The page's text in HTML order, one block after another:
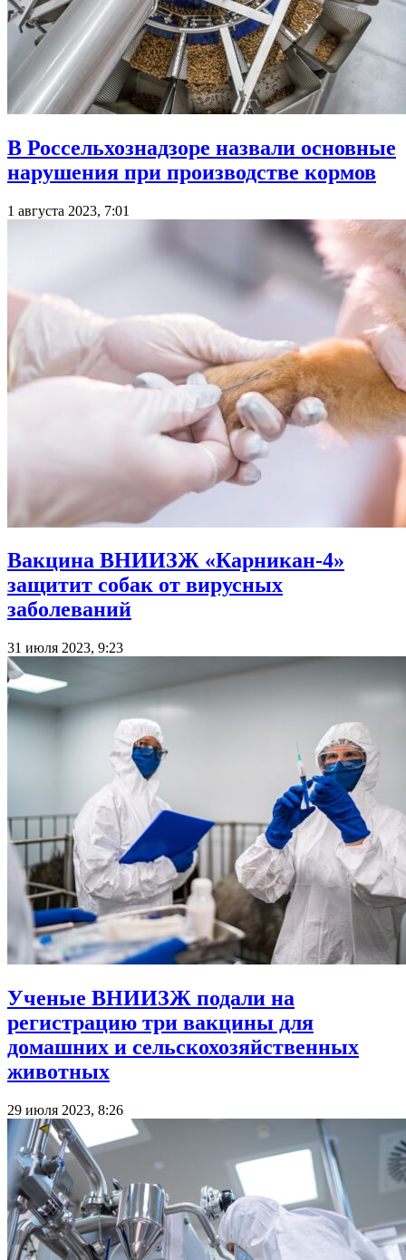
В Россельхознадзоре назвали основные
нарушения при производстве кормов
1 августа 2023, 7:01
Вакцина ВНИИЗЖ «Карникан-4»
защитит собак от вирусных
заболеваний
31 июля 2023, 9:23
Ученые ВНИИЗЖ подали на
регистрацию три вакцины для
домашних и сельскохозяйственных
животных
29 июля 2023, 8:26